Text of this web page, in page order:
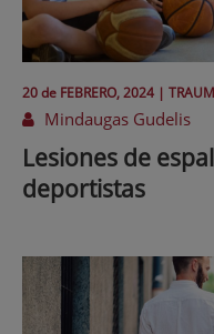
20 de FEBRERO, 2024 |
Mindaugas Gudelis
Lesiones de
deportistas